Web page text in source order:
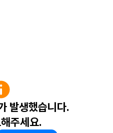
발생했습니다.
주세요.